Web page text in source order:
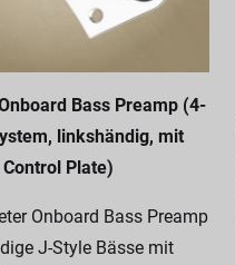
Bass Preamp (4-
linkshändig, mit
Control Plate)
Onboard Bass Preamp
J-Style Bässe mit